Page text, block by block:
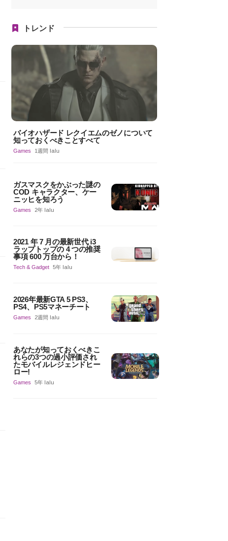
トレンド
バイオハザード レクイエムのゼノについて
知っておくべきことすべて
Games 1週間 lalu
ガスマスクをかぶった謎の
COD キャラクター、ケー
ニッヒを知ろう
Games 2年 lalu
2021 年 7 月の最新世代 i3
ラップトップの 4 つの推奨
事項 600 万台から！
Tech & Gadget 5年 lalu
2026年最新GTA 5 PS3、
PS4、PS5マネーチート
Games 2週間 lalu
あなたが知っておくべきこ
れらの3つの過小評価され
たモバイルレジェンドヒー
ロー!
Games 5年 lalu